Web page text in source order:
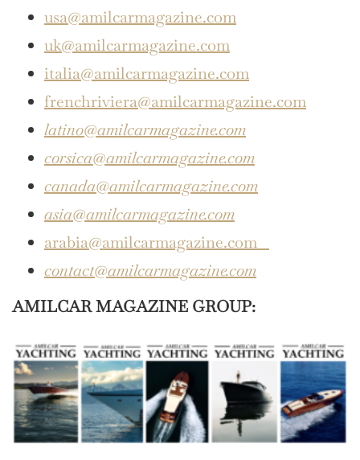
usa@amilcarmagazine.com
uk@amilcarmagazine.com
italia@amilcarmagazine.com
frenchriviera@amilcarmagazine.com
latino@amilcarmagazine.com
corsica@amilcarmagazine.com
canada@amilcarmagazine.com
asia@amilcarmagazine.com
arabia@amilcarmagazine.com
contact@amilcarmagazine.com
AMILCAR MAGAZINE GROUP: